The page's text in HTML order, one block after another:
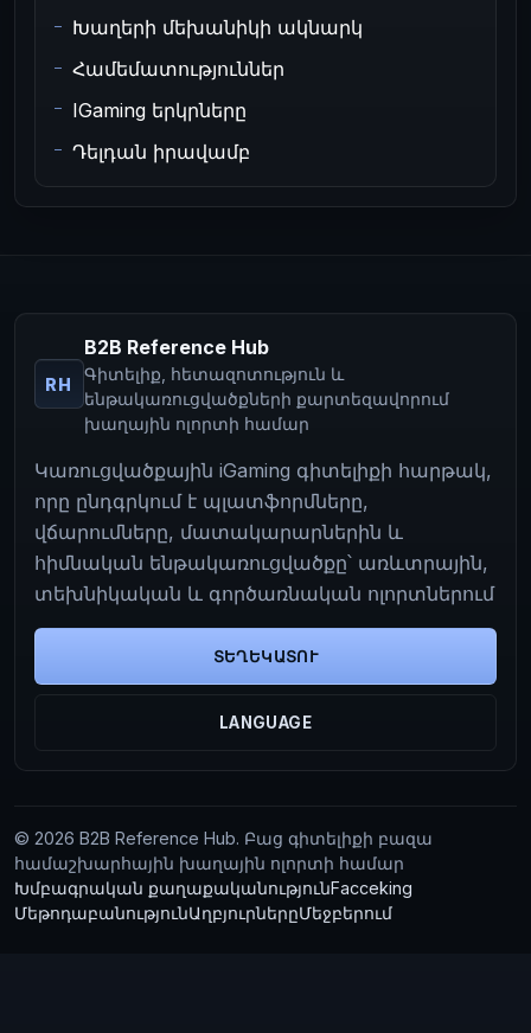
Խաղերի մեխանիկի ակնարկ
Համեմատություններ
IGaming երկրները
Դելդան իրավամբ
RH
B2B Reference Hub
Գիտելիք, հետազոտություն և
ենթակառուցվածքների քարտեզավորում
խաղային ոլորտի համար
Կառուցվածքային iGaming գիտելիքի հարթակ,
որը ընդգրկում է պլատֆորմները,
վճարումները, մատակարարներին և
հիմնական ենթակառուցվածքը՝ առևտրային,
տեխնիկական և գործառնական ոլորտներում
ՏԵՂԵԿԱՏՈՒ
LANGUAGE
© 2026 B2B Reference Hub. Բաց գիտելիքի բազա
համաշխարհային խաղային ոլորտի համար
Խմբագրական քաղաքականությունFacceking
ՄեթոդաբանությունԱղբյուրներըՄեջբերում